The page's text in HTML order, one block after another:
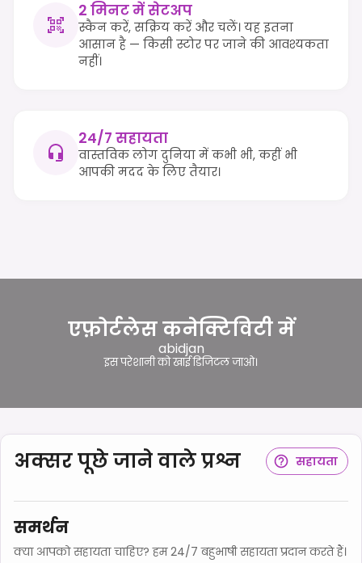
2 मिनट में सेटअप
स्कैन करें, सक्रिय करें और चलें। यह इतना
आसान है — किसी स्टोर पर जाने की आवश्यकता
नहीं।
24/7 सहायता
वास्तविक लोग दुनिया में कभी भी, कहीं भी
आपकी मदद के लिए तैयार।
एफ़ोर्टलेस कनेक्टिविटी में
abidjan
इस परेशानी को खाई डिजिटल जाओ।
अक्सर पूछे जाने वाले प्रश्न सहायता
समर्थन
क्या आपको सहायता चाहिए? हम 24/7 बहुभाषी सहायता प्रदान करते हैं।